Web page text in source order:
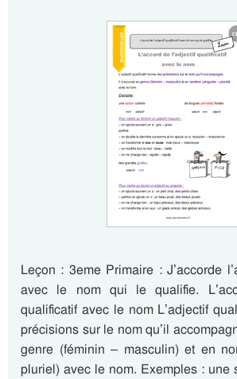
Leçon : 3eme Primaire : J’accorde
avec le nom qui le qualifie.
qualificatif avec le nom L’adjectif
précisions sur le nom qu’il
genre (féminin – masculin) et en
pluriel) avec le nom. Exemples : une